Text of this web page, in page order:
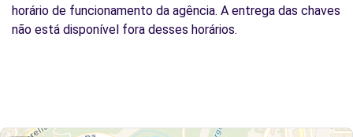
horário de funcionamento da agência. A entrega das chaves
não está disponível fora desses horários.